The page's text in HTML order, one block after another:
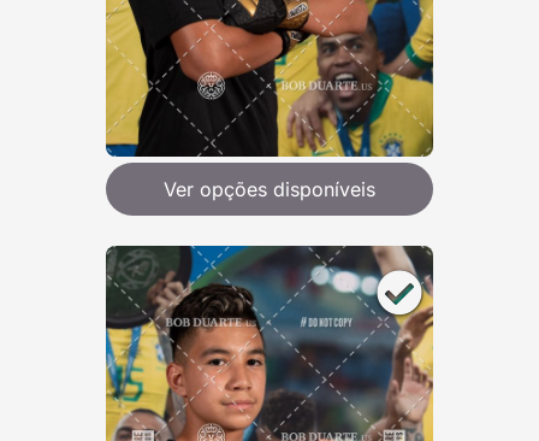
Ver opções disponíveis